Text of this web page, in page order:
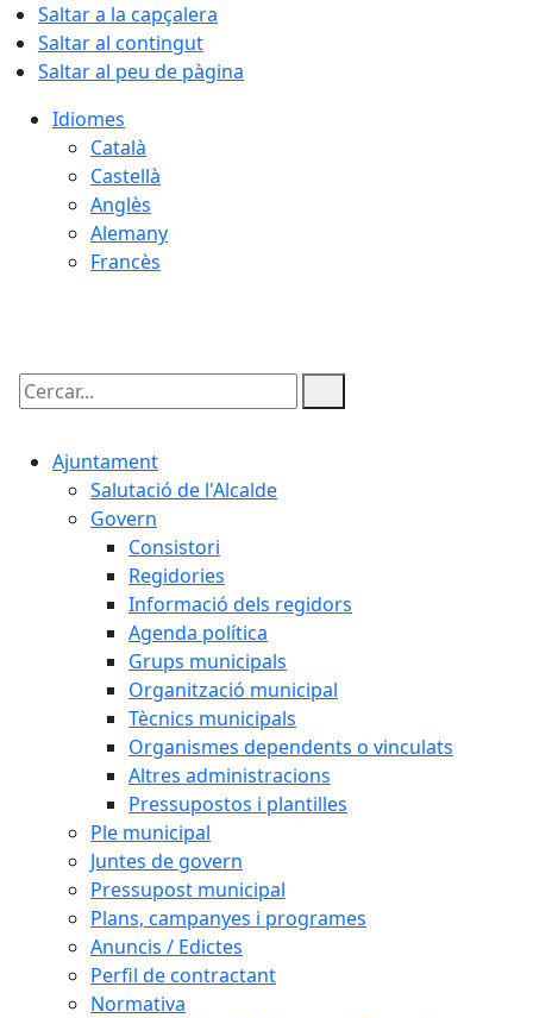
Saltar a la capçalera
Saltar al contingut
Saltar al peu de pàgina
Idiomes
Català
Castellà
Anglès
Alemany
Francès
Cercar:
Ajuntament
Salutació de l'Alcalde
Govern
Consistori
Regidories
Informació dels regidors
Agenda política
Grups municipals
Organització municipal
Tècnics municipals
Organismes dependents o vinculats
Altres administracions
Pressupostos i plantilles
Ple municipal
Juntes de govern
Pressupost municipal
Plans, campanyes i programes
Anuncis / Edictes
Perfil de contractant
Normativa